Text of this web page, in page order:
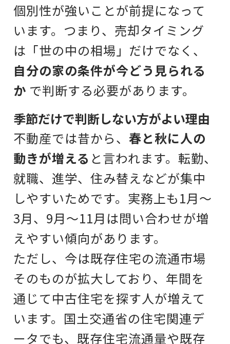
個別性が強いことが前提になって
います。つまり、売却タイミング
は「世の中の相場」だけでなく、
自分の家の条件が今どう見られる
か で判断する必要があります。
季節だけで判断しない方がよい理由
不動産では昔から、 春と秋に人の
動きが増える と言われます。転勤、
就職、進学、住み替えなどが集中
しやすいためです。実務上も1月〜
3月、9月〜11月は問い合わせが増
えやすい傾向があります。
ただし、今は既存住宅の流通市場
そのものが拡大しており、年間を
通じて中古住宅を探す人が増えて
います。国土交通省の住宅関連デ
ータでも、既存住宅流通量や既存